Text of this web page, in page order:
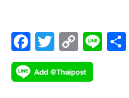
โปรโมชั่นฟรีสปินและโบนัสพิ
F
ac
e
T
wi
tt
C
o
p
Li